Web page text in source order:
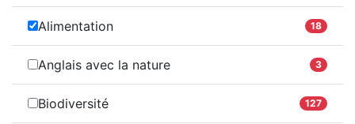
Alimentation 18
Anglais avec la nature 3
Biodiversité 127